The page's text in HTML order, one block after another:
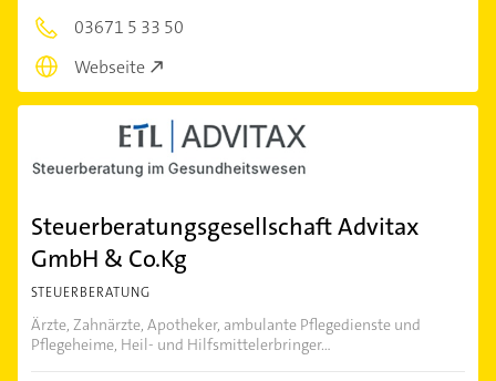
03671 5 33 50
Webseite
Steuerberatungsgesellschaft Advitax
GmbH & Co.Kg
STEUERBERATUNG
Ärzte, Zahnärzte, Apotheker, ambulante Pflegedienste und
Pflegeheime, Heil- und Hilfsmittelerbringer...